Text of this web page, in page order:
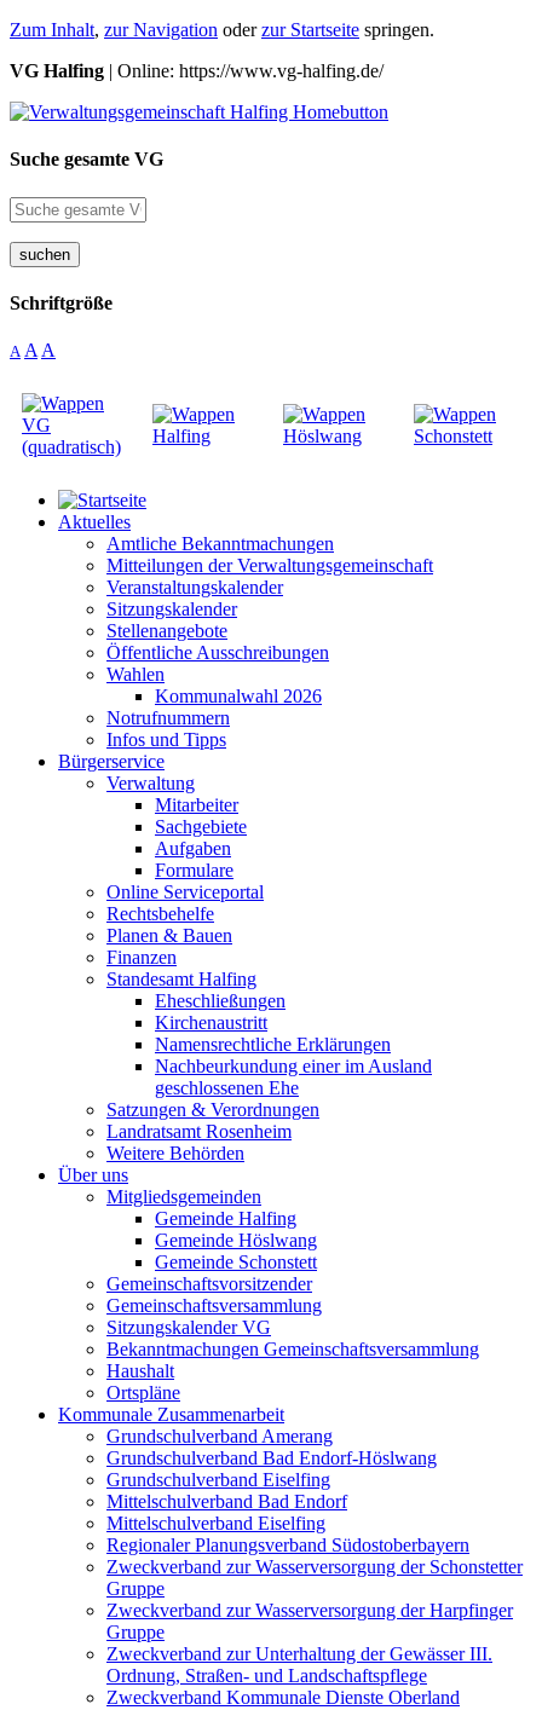
Zum Inhalt, zur Navigation oderzur Startseite springen.
VG Halfing | Online: https://www.vg-halfing.de/
Suche gesamte VG
suchen
Schriftgröße
A A A
Aktuelles
Amtliche Bekanntmachungen
Mitteilungen der Verwaltungsgemeinschaft
Veranstaltungskalender
Sitzungskalender
Stellenangebote
Öffentliche Ausschreibungen
Wahlen
Kommunalwahl 2026
Notrufnummern
Infos und Tipps
Bürgerservice
Verwaltung
Mitarbeiter
Sachgebiete
Aufgaben
Formulare
Online Serviceportal
Rechtsbehelfe
Planen & Bauen
Finanzen
Standesamt Halfing
Eheschließungen
Kirchenaustritt
Namensrechtliche Erklärungen
Nachbeurkundung einer im Ausland
geschlossenen Ehe
Satzungen & Verordnungen
Landratsamt Rosenheim
Weitere Behörden
Über uns
Mitgliedsgemeinden
Gemeinde Halfing
Gemeinde Höslwang
Gemeinde Schonstett
Gemeinschaftsvorsitzender
Gemeinschaftsversammlung
Sitzungskalender VG
Bekanntmachungen Gemeinschaftsversammlung
Haushalt
Ortspläne
Kommunale Zusammenarbeit
Grundschulverband Amerang
Grundschulverband Bad Endorf-Höslwang
Grundschulverband Eiselfing
Mittelschulverband Bad Endorf
Mittelschulverband Eiselfing
Regionaler Planungsverband Südostoberbayern
Zweckverband zur Wasserversorgung der Schonstetter
Gruppe
Zweckverband zur Wasserversorgung der Harpfinger
Gruppe
Zweckverband zur Unterhaltung der Gewässer III.
Ordnung, Straßen- und Landschaftspflege
Zweckverband Kommunale Dienste Oberland